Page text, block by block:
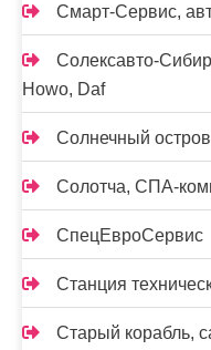
Смарт-Сервис,
Солексавто-
Howo, Daf
Солнечный
Солотча, СПА-
СпецЕвроСервис
Станция
Старый корабль,